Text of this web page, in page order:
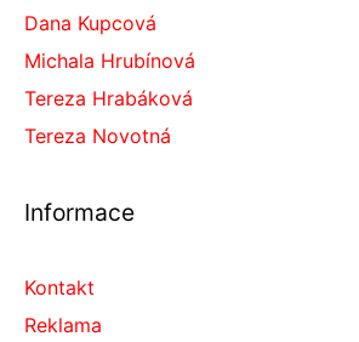
Dana Kupcová
Michala Hrubínová
Tereza Hrabáková
Tereza Novotná
Informace
Kontakt
Reklama